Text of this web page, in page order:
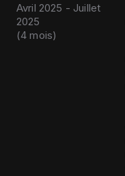
Avril 2025 - Juillet
2025
(4 mois)